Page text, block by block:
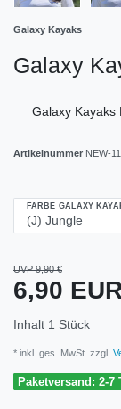
Galaxy Kayaks
Galaxy
Galaxy Kayaks
Artikelnummer NEW-
FARBE GALAXY
UVP 9,90 €
6,90 EUR
Inhalt 1 Stück
* inkl. ges. MwSt. zzgl.
Paketversand: 2-7